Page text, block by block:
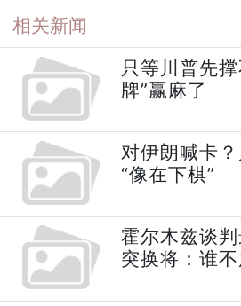
相关新闻
只等川普先
牌”赢麻了
对伊朗喊卡
“像在下棋”
霍尔木兹谈
突换将：谁不